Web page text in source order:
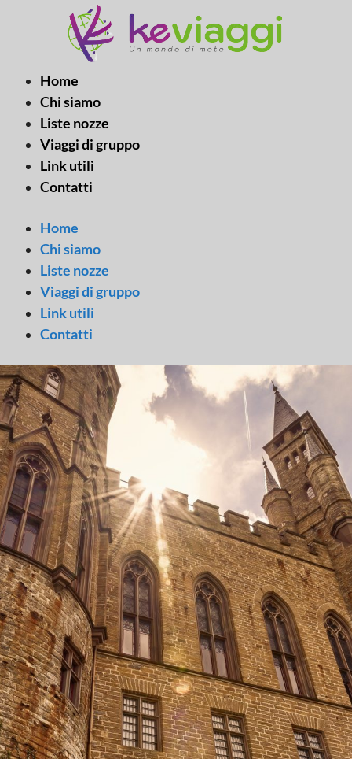
Home
Chi siamo
Liste nozze
Viaggi di gruppo
Link utili
Contatti
Home
Chi siamo
Liste nozze
Viaggi di gruppo
Link utili
Contatti